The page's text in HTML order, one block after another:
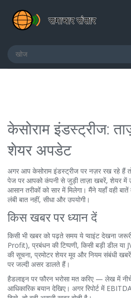
केसोराम इंडस्ट्रीज:
शेयर अपडेट
अगर आप केसोराम इंडस्ट्रीज पर नज़र रख रहे हैं
पेज पर आपको कंपनी से जुड़ी ताज़ा खबरें, शेयर में
आसान तरीकों को सार में मिलेगा। मैंने यहाँ वही
लंबी बात नहीं, सीधा और उपयोगी।
किस खबर पर ध्यान दें
किसी भी खबर को पढ़ते समय ये प्वाइंट देखना
Profit), प्रबंधन की टिप्पणी, किसी बड़ी डील या
की सूचना, प्रमोटर शेयर मूव और नियम संबंधी
पर जल्दी असर डालते हैं।
हैडलाइन पर फौरन भरोसा मत करिए — लेख में
आधिकारिक बयान देखिए। अगर रिपोर्ट में